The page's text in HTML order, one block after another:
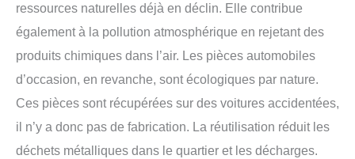
ressources naturelles déjà en déclin. Elle contribue
également à la pollution atmosphérique en rejetant des
produits chimiques dans l’air. Les pièces automobiles
d’occasion, en revanche, sont écologiques par nature.
Ces pièces sont récupérées sur des voitures accidentées,
il n’y a donc pas de fabrication. La réutilisation réduit les
déchets métalliques dans le quartier et les décharges.